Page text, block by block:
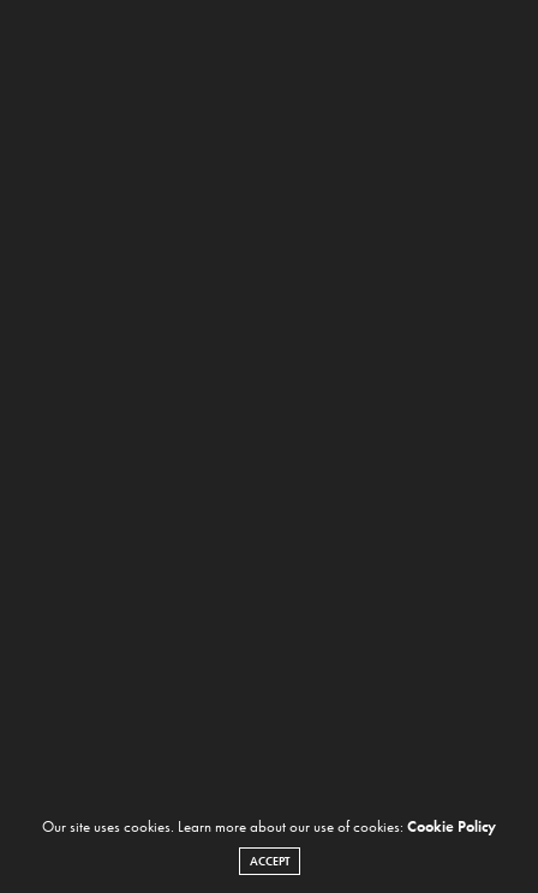
Our site uses cookies. Learn more about our use of cookies: Cookie Policy
ACCEPT